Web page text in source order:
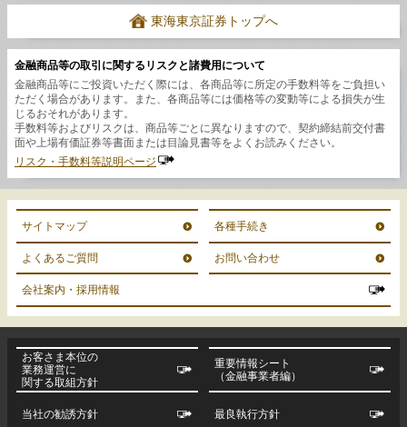
東海東京証券トップへ
金融商品等の取引に関するリスクと諸費用について
金融商品等にご投資いただく際には、各商品等に所定の手数料等をご負担い
ただく場合があります。また、各商品等には価格等の変動等による損失が生
じるおそれがあります。
手数料等およびリスクは、商品等ごとに異なりますので、契約締結前交付書
面や上場有価証券等書面または目論見書等をよくお読みください。
リスク・手数料等説明ページ
サイトマップ 各種手続き
よくあるご質問 お問い合わせ
会社案内・採用情報
お客さま本位の
業務運営に
関する取組方針
重要情報シート
（金融事業者編）
当社の勧誘方針 最良執行方針